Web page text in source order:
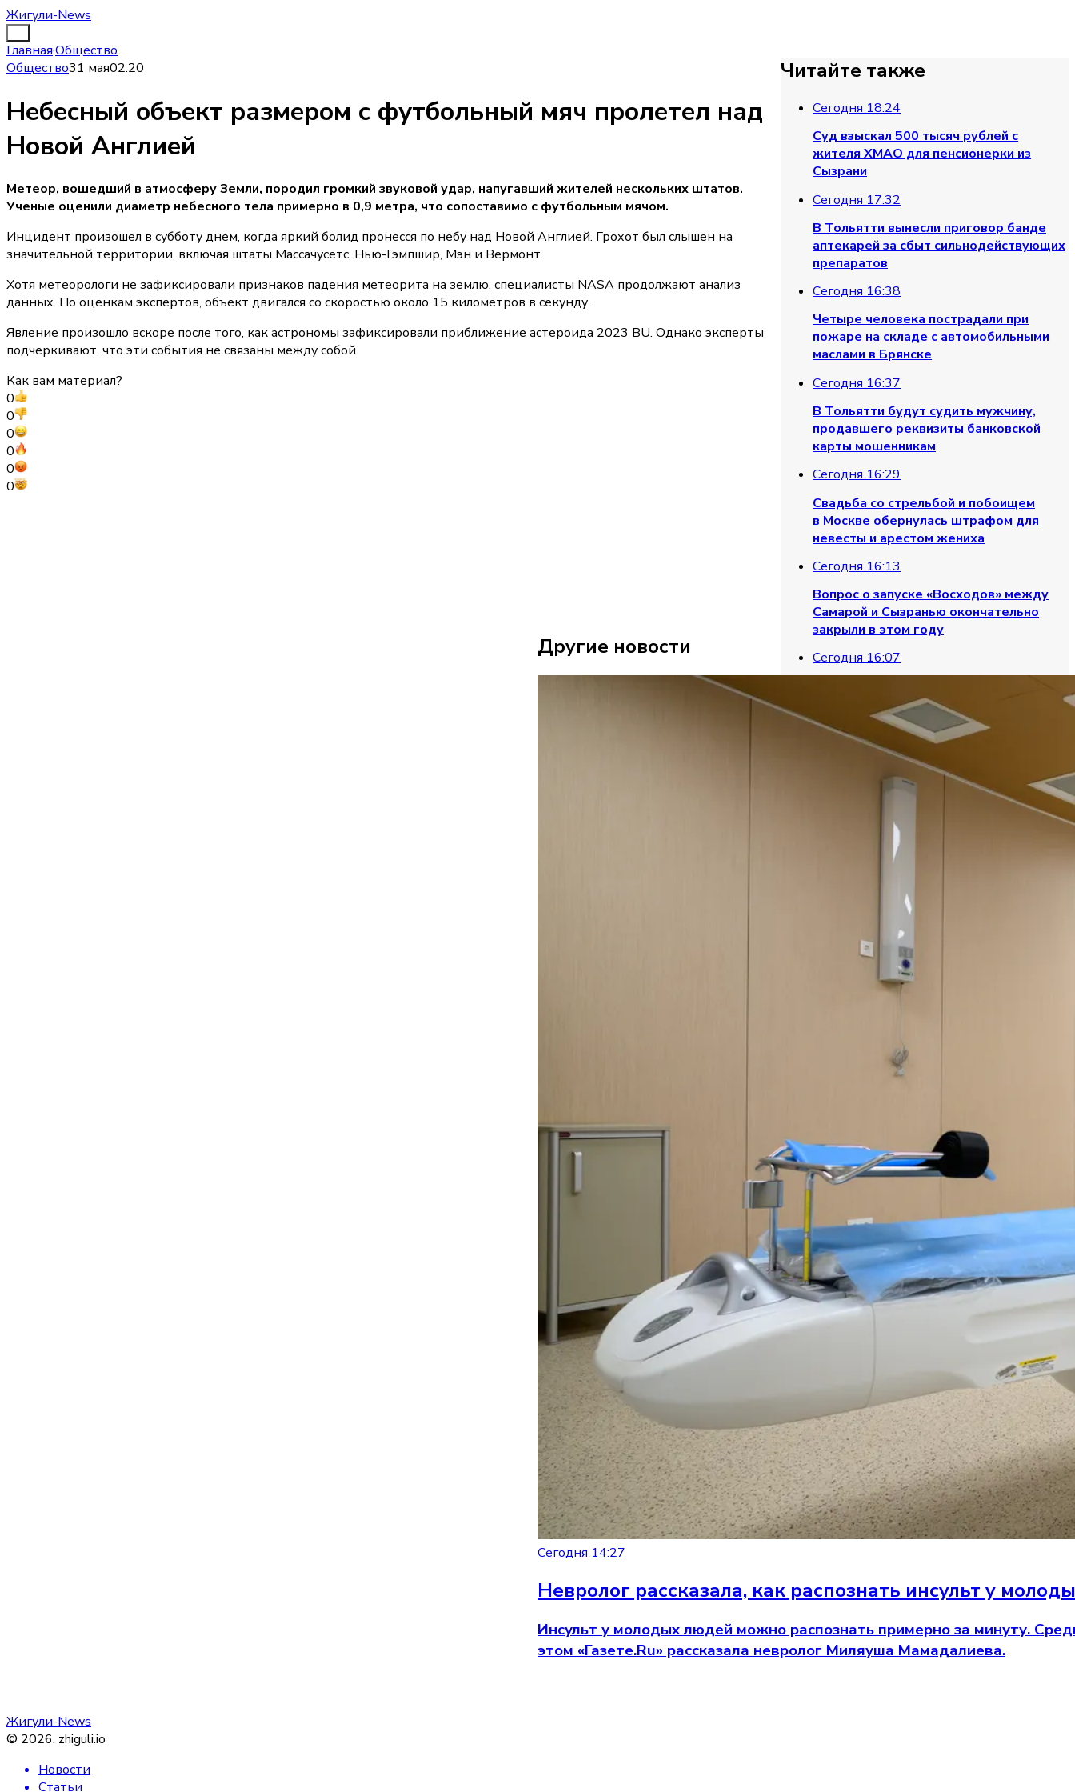
Жигули-News
Главная·Общество
Общество31 мая02:20
Небесный объект размером с футбольный мяч пролетел над
Новой Англией
Метеор, вошедший в атмосферу Земли, породил громкий звуковой удар, напугавший жителей нескольких штатов.
Ученые оценили диаметр небесного тела примерно в 0,9 метра, что сопоставимо с футбольным мячом.
Инцидент произошел в субботу днем, когда яркий болид пронесся по небу над Новой Англией. Грохот был слышен на
значительной территории, включая штаты Массачусетс, Нью-Гэмпшир, Мэн и Вермонт.
Хотя метеорологи не зафиксировали признаков падения метеорита на землю, специалисты NASA продолжают анализ
данных. По оценкам экспертов, объект двигался со скоростью около 15 километров в секунду.
Явление произошло вскоре после того, как астрономы зафиксировали приближение астероида 2023 BU. Однако эксперты
подчеркивают, что эти события не связаны между собой.
Как вам материал?
0
0
0
0
0
0
Читайте также
Сегодня 18:24
Суд взыскал 500 тысяч рублей с
жителя ХМАО для пенсионерки из
Сызрани
Сегодня 17:32
В Тольятти вынесли приговор банде
аптекарей за сбыт сильнодействующих
препаратов
Сегодня 16:38
Четыре человека пострадали при
пожаре на складе с автомобильными
маслами в Брянске
Сегодня 16:37
В Тольятти будут судить мужчину,
продавшего реквизиты банковской
карты мошенникам
Сегодня 16:29
Свадьба со стрельбой и побоищем
в Москве обернулась штрафом для
невесты и арестом жениха
Сегодня 16:13
Вопрос о запуске «Восходов» между
Самарой и Сызранью окончательно
закрыли в этом году
Сегодня 16:07
топором из-за ремонта и попал под
уголовное дело
Сегодня 15:58
«За окном — настоящая Сахара»:
медики Сызрани рассказали, как
Сегодня 15:45
Сегодня 14:27
Невролог рассказала, как распознать
инсульт у молодых людей за минуту
повысят выплаты с сентября
Другие новости
Сегодня 14:27
Невролог рассказала, как распознать инсульт у
Инсульт у молодых людей можно распознать примерно за минуту.
этом «Газете.Ru» рассказала невролог Миляуша Мамадалиева.
Жигули-News
© 2026. zhiguli.io
Новости
Статьи